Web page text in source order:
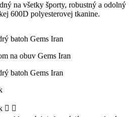
na všetky športy, robustný a odolný
600D polyesterovej tkanine.
na obuv Gems Iran
 